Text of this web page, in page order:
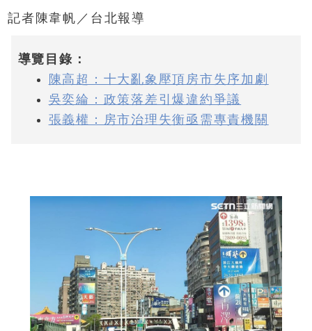
記者陳韋帆／台北報導
導覽目錄：
陳高超：十大亂象壓頂房市失序加劇
吳奕綸：政策落差引爆違約爭議
張義權：房市治理失衡亟需專責機關